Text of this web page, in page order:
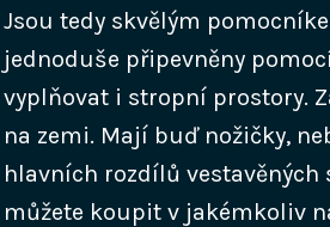
Jsou tedy skvělým
jednoduše připevněny
vyplňovat i stropní prostory.
na zemi. Mají buď nožičky,
hlavních rozdílů
můžete koupit v jakémkoliv